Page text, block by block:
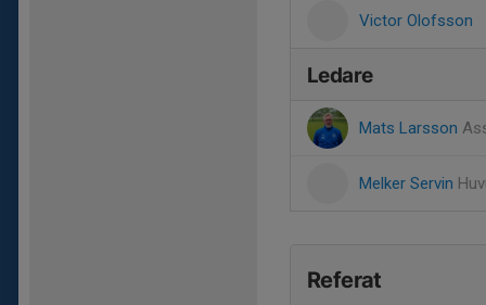
Victor Olofsson
Ledare
Mats Larsson
Melker Servin
Referat